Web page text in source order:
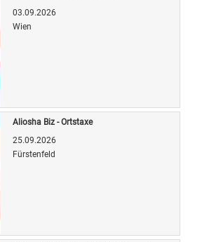
03.09.2026
Wien
Aliosha Biz - Ortstaxe
25.09.2026
Fürstenfeld